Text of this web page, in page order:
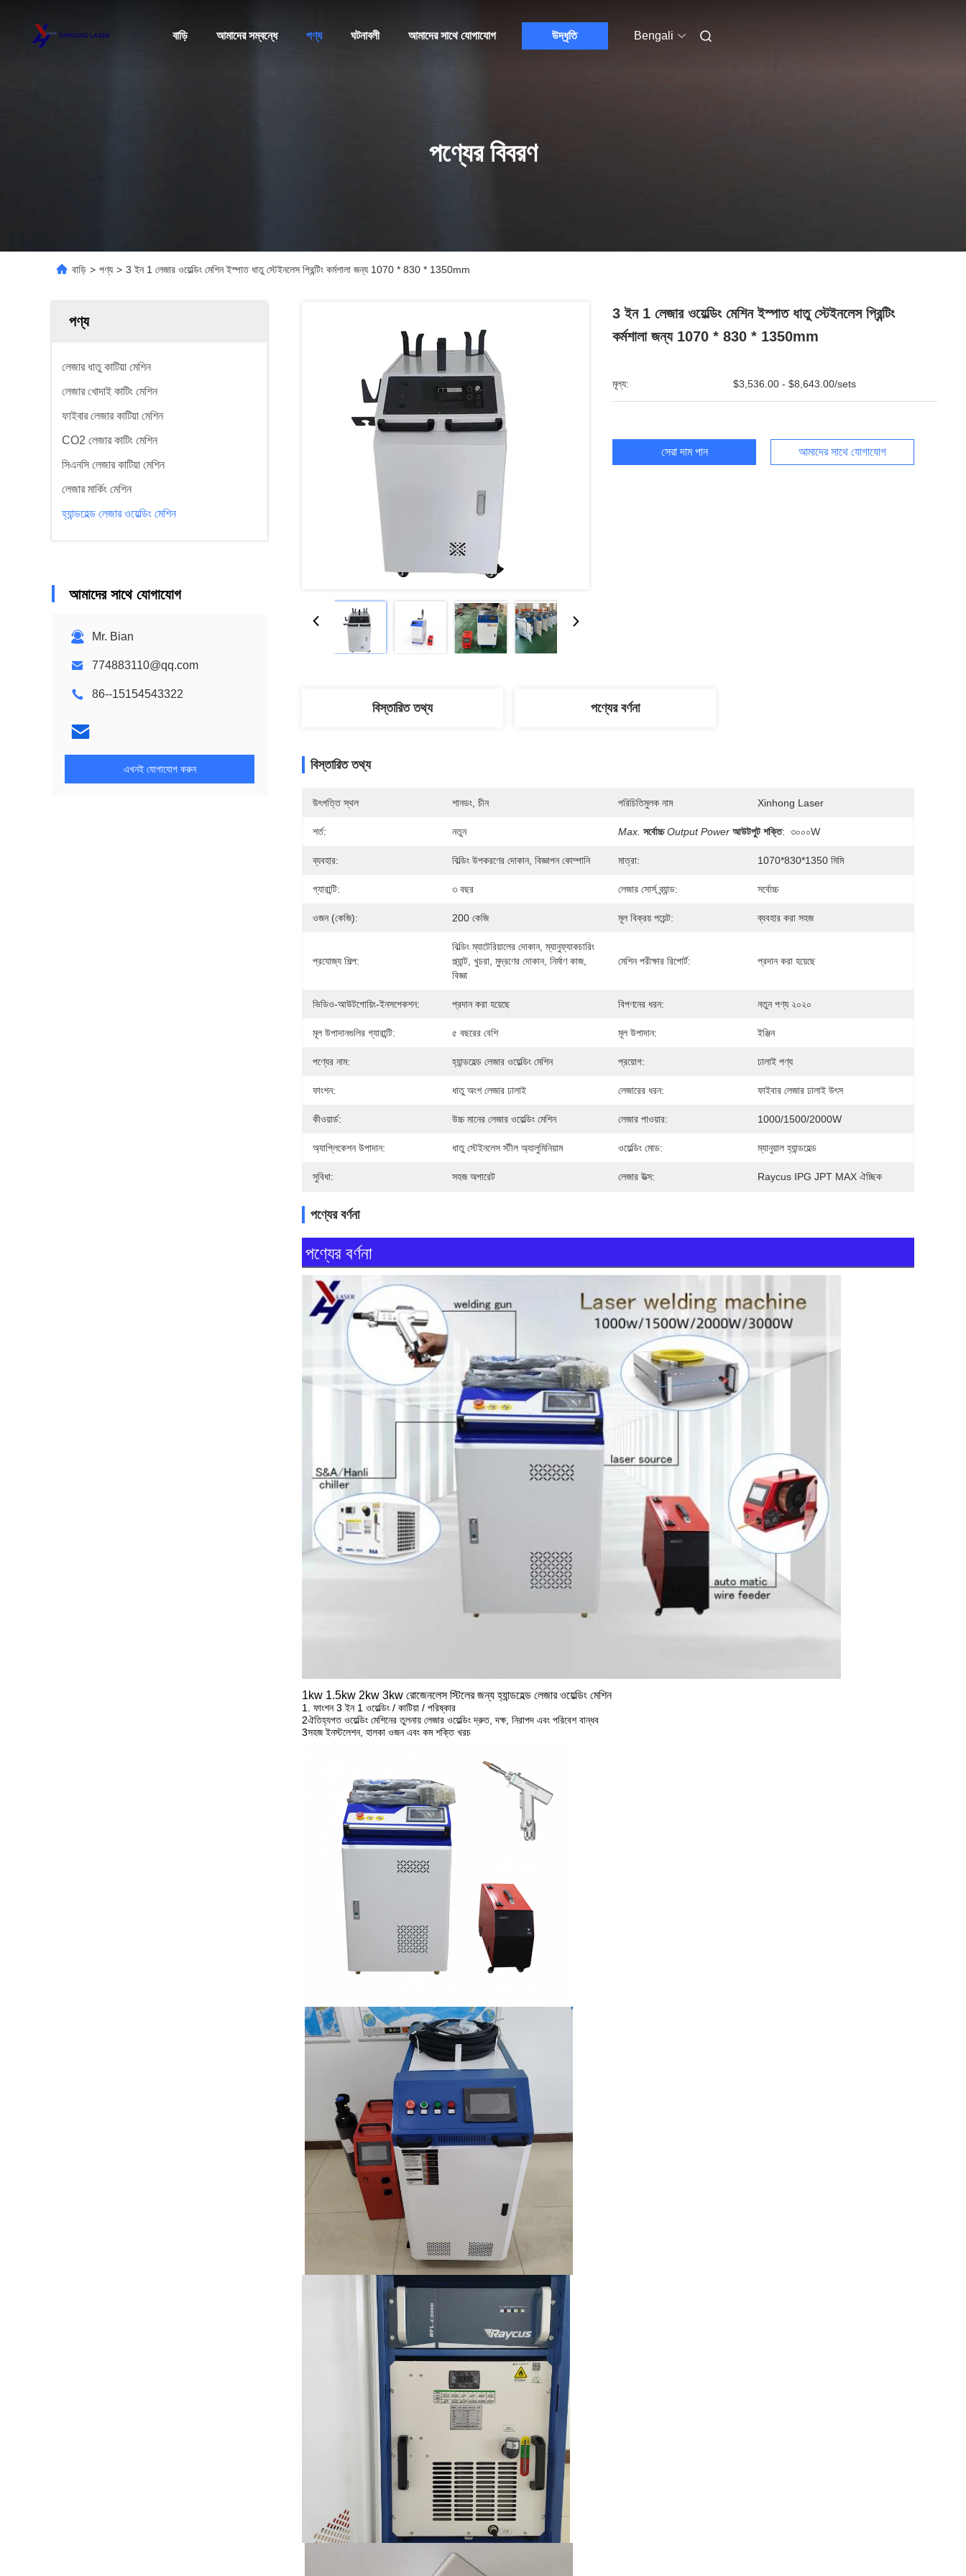
বাড়ি আমাদের সম্বন্ধে পণ্য ঘটনাবলী আমাদের সাথে যোগাযোগ উদ্ধৃতি Bengali
পণ্যের বিবরণ
বাড়ি > পণ্য > 3 ইন 1 লেজার ওয়েল্ডিং মেশিন ইস্পাত ধাতু স্টেইনলেস প্রিন্টিং কর্মশালা জন্য 1070 * 830 * 1350mm
পণ্য
লেজার ধাতু কাটিয়া মেশিন
লেজার খোদাই কাটিং মেশিন
ফাইবার লেজার কাটিয়া মেশিন
CO2 লেজার কাটিং মেশিন
সিএনসি লেজার কাটিয়া মেশিন
লেজার মার্কিং মেশিন
হ্যান্ডহেল্ড লেজার ওয়েল্ডিং মেশিন
আমাদের সাথে যোগাযোগ
Mr. Bian
774883110@qq.com
86--15154543322
এখনই যোগাযোগ করুন
3 ইন 1 লেজার ওয়েল্ডিং মেশিন ইস্পাত ধাতু স্টেইনলেস প্রিন্টিং
কর্মশালা জন্য 1070 * 830 * 1350mm
মূল্য: $3,536.00 - $8,643.00/sets
সেরা দাম পান আমাদের সাথে যোগাযোগ
বিস্তারিত তথ্য পণ্যের বর্ণনা
বিস্তারিত তথ্য
উৎপত্তি স্থল শানডং, চীন পরিচিতিমুলক নাম Xinhong Laser
শর্ত: নতুন Max. সর্বোচ্চ Output Power আউটপুট শক্তি: ৩০০০W
ব্যবহার: বিল্ডিং উপকরণের দোকান, বিজ্ঞাপন কোম্পানি মাত্রা: 1070*830*1350 মিমি
গ্যারান্টি: ৩ বছর লেজার সোর্স ব্র্যান্ড: সর্বোচ্চ
ওজন (কেজি): 200 কেজি মূল বিক্রয় পয়েন্ট: ব্যবহার করা সহজ
প্রযোজ্য শিল্প:
বিল্ডিং ম্যাটেরিয়ালের দোকান, ম্যানুফ্যাকচারিং
প্ল্যান্ট, খুচরা, মুদ্রণের দোকান, নির্মাণ কাজ,
বিজ্ঞা
মেশিন পরীক্ষার রিপোর্ট: প্রদান করা হয়েছে
ভিডিও-আউটগোয়িং-ইনসপেকশন: প্রদান করা হয়েছে বিপণনের ধরন: নতুন পণ্য ২০২০
মূল উপাদানগুলির গ্যারান্টি: ৫ বছরের বেশি মূল উপাদান: ইঞ্জিন
পণ্যের নাম: হ্যান্ডহেল্ড লেজার ওয়েল্ডিং মেশিন প্রয়োগ: ঢালাই পণ্য
ফাংশন: ধাতু অংশ লেজার ঢালাই লেজারের ধরন: ফাইবার লেজার ঢালাই উৎস
কীওয়ার্ড: উচ্চ মানের লেজার ওয়েল্ডিং মেশিন লেজার পাওয়ার: 1000/1500/2000W
অ্যাপ্লিকেশন উপাদান: ধাতু স্টেইনলেস স্টীল অ্যালুমিনিয়াম ওয়েল্ডিং মোড: ম্যানুয়াল হ্যান্ডহেল্ড
সুবিধা: সহজ অপারেট লেজার উত্স: Raycus IPG JPT MAX ঐচ্ছিক
পণ্যের বর্ণনা
পণ্যের বর্ণনা
1kw 1.5kw 2kw 3kw রোজেনলেস স্টিলের জন্য হ্যান্ডহেল্ড লেজার ওয়েল্ডিং মেশিন
1. ফাংশন 3 ইন 1 ওয়েল্ডিং / কাটিয়া / পরিষ্কার
2ঐতিহ্যগত ওয়েল্ডিং মেশিনের তুলনায় লেজার ওয়েল্ডিং দ্রুত, দক্ষ, নিরাপদ এবং পরিবেশ বান্ধব
3সহজ ইনস্টলেশন, হালকা ওজন এবং কম শক্তি খরচ